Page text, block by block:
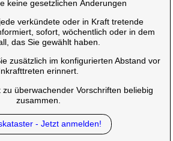
keine gesetzlichen Änderungen
verkündete oder in Kraft tretende
sofort, wöchentlich oder in dem
das Sie gewählt haben.
zusätzlich im konfigurierten Abstand vor
erinnert.
überwachender Vorschriften beliebig
zusammen.
- Jetzt anmelden!